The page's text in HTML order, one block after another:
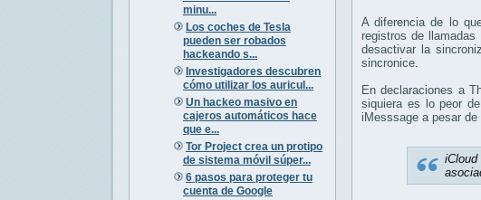
minu...
Los coches de Tesla
pueden ser robados
hackeando s...
Investigadores descubren
cómo utilizar los auricul...
Un hackeo masivo en
cajeros automáticos hace
que e...
Tor Project crea un protipo
de sistema móvil súper...
6 pasos para proteger tu
cuenta de Google
A diferencia de lo
registros de
desactivar la
sincronice.
En declaraciones a
siquiera es lo peor
iMesssage a pesar
iCloud